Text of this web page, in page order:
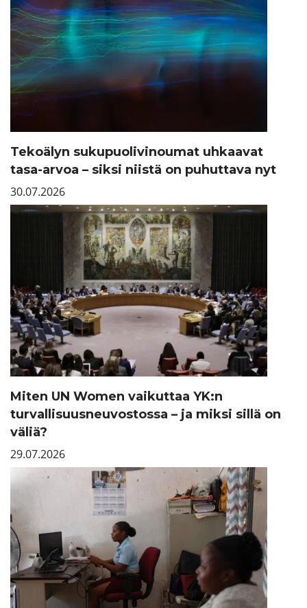
Tekoälyn sukupuolivinoumat uhkaavat
tasa-arvoa – siksi niistä on puhuttava nyt
30.07.2026
Miten UN Women vaikuttaa YK:n
turvallisuusneuvostossa – ja miksi sillä on
väliä?
29.07.2026